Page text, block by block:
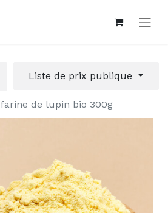
Liste de prix publique
farine de lupin bio 300g